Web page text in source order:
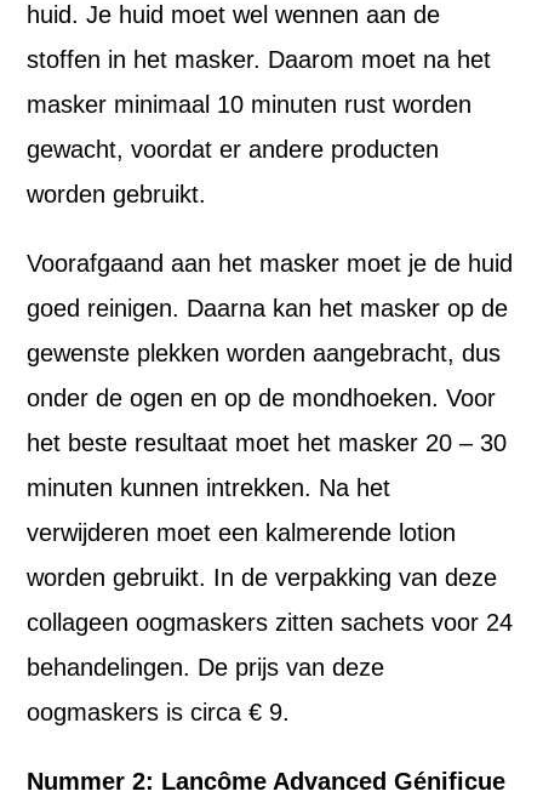
huid. Je huid moet wel wennen aan de
stoffen in het masker. Daarom moet na het
masker minimaal 10 minuten rust worden
gewacht, voordat er andere producten
worden gebruikt.
Voorafgaand aan het masker moet je de huid
goed reinigen. Daarna kan het masker op de
gewenste plekken worden aangebracht, dus
onder de ogen en op de mondhoeken. Voor
het beste resultaat moet het masker 20 – 30
minuten kunnen intrekken. Na het
verwijderen moet een kalmerende lotion
worden gebruikt. In de verpakking van deze
collageen oogmaskers zitten sachets voor 24
behandelingen. De prijs van deze
oogmaskers is circa € 9.
Nummer 2: Lancôme Advanced Génificue